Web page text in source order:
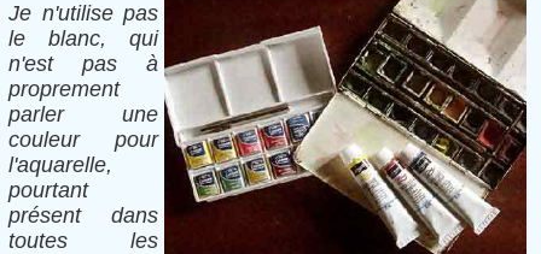
Je n'utilise pas
le blanc, qui
n'est pas à
proprement
parler une
couleur pour
l'aquarelle,
pourtant
présent dans
toutes les